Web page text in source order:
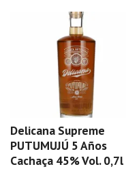
Delicana Supreme
PUTUMUJÚ 5 Años
Cachaça 45% Vol. 0,7l